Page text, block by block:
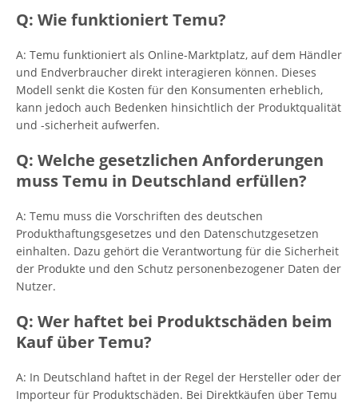
Q: Wie funktioniert Temu?
A: Temu funktioniert als Online-Marktplatz, auf dem Händler
und Endverbraucher direkt interagieren können. Dieses
Modell senkt die Kosten für den Konsumenten erheblich,
kann jedoch auch Bedenken hinsichtlich der Produktqualität
und -sicherheit aufwerfen.
Q: Welche gesetzlichen Anforderungen
muss Temu in Deutschland erfüllen?
A: Temu muss die Vorschriften des deutschen
Produkthaftungsgesetzes und den Datenschutzgesetzen
einhalten. Dazu gehört die Verantwortung für die Sicherheit
der Produkte und den Schutz personenbezogener Daten der
Nutzer.
Q: Wer haftet bei Produktschäden beim
Kauf über Temu?
A: In Deutschland haftet in der Regel der Hersteller oder der
Importeur für Produktschäden. Bei Direktkäufen über Temu